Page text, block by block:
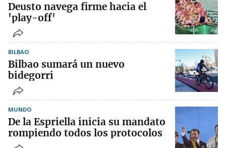
Deusto navega firme hacia el
'play-off'
BILBAO
Bilbao sumará un nuevo
bidegorri
MUNDO
De la Espriella inicia su mandato
rompiendo todos los protocolos